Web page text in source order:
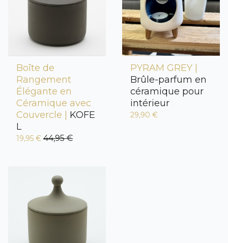
Boîte de
Rangement
Élégante en
Céramique avec
Couvercle | KOFE
L
19,95 € 44,95 €
PYRAM GREY |
Brûle-parfum en
céramique pour
intérieur
29,90 €